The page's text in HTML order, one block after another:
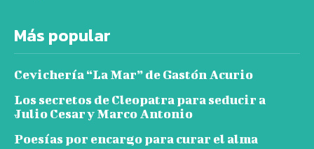
Más popular
Cevichería “La Mar” de Gastón Acurio
Los secretos de Cleopatra para seducir a
Julio Cesar y Marco Antonio
Poesías por encargo para curar el alma